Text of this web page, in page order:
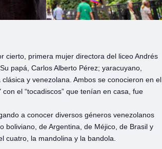
cierto, primera mujer directora del liceo Andrés
papá, Carlos Alberto Pérez; yaracuyano,
y venezolana. Ambos se conocieron en el
el “tocadiscos” que tenían en casa, fue
a conocer diversos géneros venezolanos
boliviano, de Argentina, de Méjico, de Brasil y
cuatro, la mandolina y la bandola.